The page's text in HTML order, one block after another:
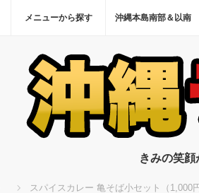
ホーム
メニューから探す 沖縄本島南部＆以南
きみの笑
スパイスカレー 亀そば小セット（1,000円